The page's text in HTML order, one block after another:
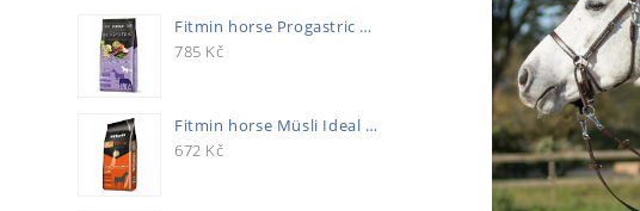
Fitmin horse Progastric 20kg
785 Kč
Fitmin horse Müsli Ideal 20kg
672 Kč